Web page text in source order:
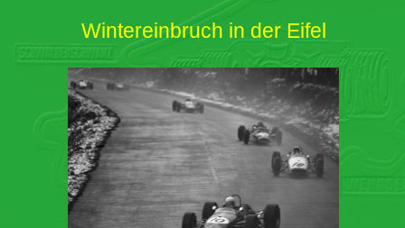
Wintereinbruch in der Eifel